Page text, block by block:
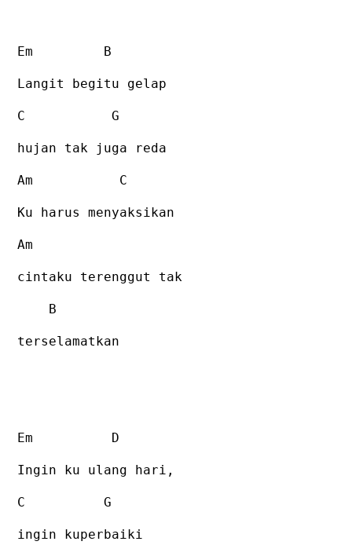
Em B
Langit begitu gelap
C G
hujan tak juga reda
Am C
Ku harus menyaksikan
Am
cintaku terenggut tak
B
terselamatkan
Em D
Ingin ku ulang hari,
C G
ingin kuperbaiki